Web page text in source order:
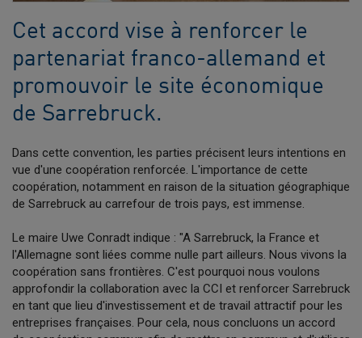
Cet accord vise à renforcer le
partenariat franco-allemand et
promouvoir le site économique
de Sarrebruck.
Dans cette convention, les parties précisent leurs intentions en
vue d'une coopération renforcée. L'importance de cette
coopération, notamment en raison de la situation géographique
de Sarrebruck au carrefour de trois pays, est immense.
Le maire Uwe Conradt indique : "A Sarrebruck, la France et
l'Allemagne sont liées comme nulle part ailleurs. Nous vivons la
coopération sans frontières. C'est pourquoi nous voulons
approfondir la collaboration avec la CCI et renforcer Sarrebruck
en tant que lieu d'investissement et de travail attractif pour les
entreprises françaises. Pour cela, nous concluons un accord